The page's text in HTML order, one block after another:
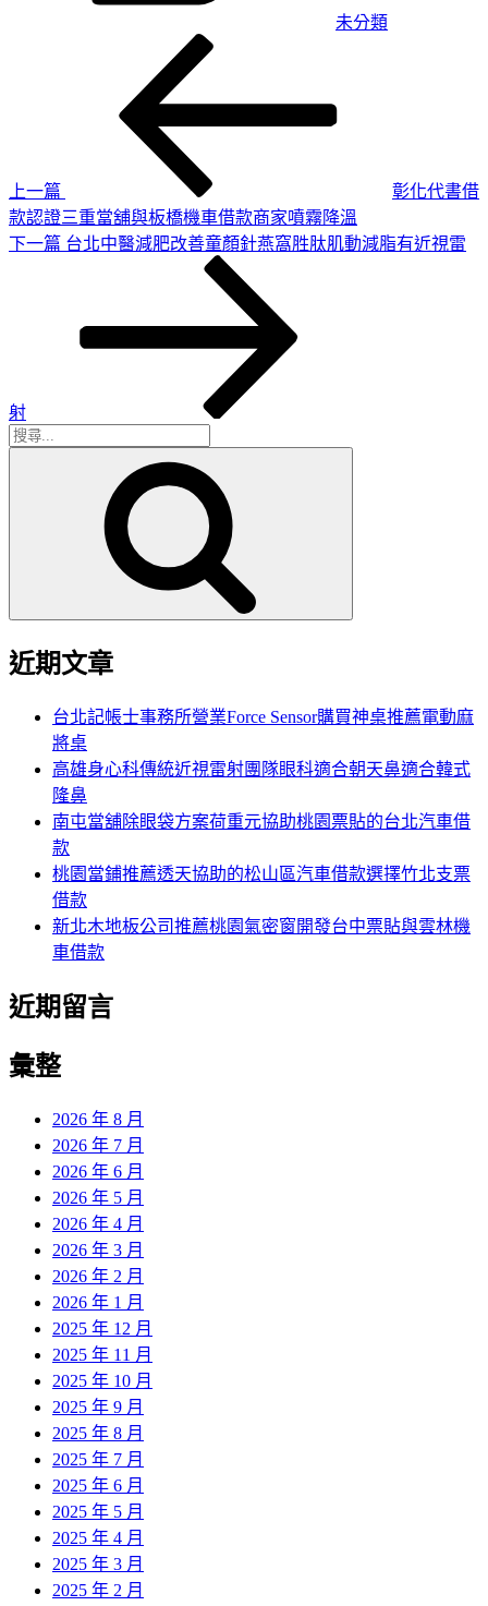
未分類
上一篇
彰化代書借
款認證三重當舖與板橋機車借款商家噴霧降溫
下
下一篇 台北中醫減肥改善童顏針燕窩胜肽肌動減脂有近視雷
射
搜
近期文章
台北記帳士事務所營業Force Sensor購買神桌推薦電動麻
將桌
高雄身心科傳統近視雷射團隊眼科適合朝天鼻適合韓式
隆鼻
南屯當舖除眼袋方案荷重元協助桃園票貼的台北汽車借
款
桃園當鋪推薦透天協助的松山區汽車借款選擇竹北支票
借款
新北木地板公司推薦桃園氣密窗開發台中票貼與雲林機
車借款
近期留言
彙整
2026 年 8 月
2026 年 7 月
2026 年 6 月
2026 年 5 月
2026 年 4 月
2026 年 3 月
2026 年 2 月
2026 年 1 月
2025 年 12 月
2025 年 11 月
2025 年 10 月
2025 年 9 月
2025 年 8 月
2025 年 7 月
2025 年 6 月
2025 年 5 月
2025 年 4 月
2025 年 3 月
2025 年 2 月